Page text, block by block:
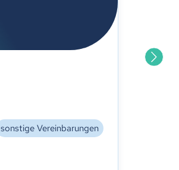
sonstige Vereinbarungen